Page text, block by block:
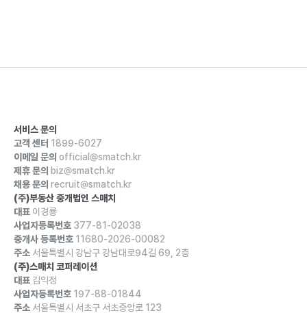
서비스 문의
고객 센터 1899-6027
이메일 문의 official@smatch.kr
제휴 문의 biz@smatch.kr
채용 문의 recruit@smatch.kr
(주)부동산 중개법인 스매치
대표 이경룡
사업자등록번호 377-81-02038
중개사 등록번호 11680-2026-00082
주소 서울특별시 강남구 강남대로94길 69, 2층
(주)스매치 코퍼레이션
대표 김익정
사업자등록번호 197-88-01844
주소 서울특별시 서초구 서초중앙로 123